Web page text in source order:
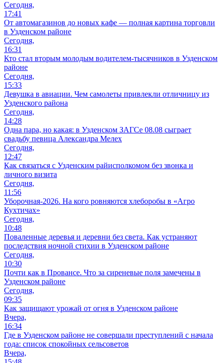
Сегодня,
17:41
От автомагазинов до новых кафе — полная картина торговли
в Узденском районе
Сегодня,
16:31
Кто стал вторым молодым водителем-тысячников в Узденском
районе
Сегодня,
15:33
Девушка в авиации. Чем самолеты привлекли отличницу из
Узденского района
Сегодня,
14:28
Одна пара, но какая: в Узденском ЗАГСе 08.08 сыграет
свадьбу певица Александра Мелех
Сегодня,
12:47
Как связаться с Узденским райисполкомом без звонка и
личного визита
Сегодня,
11:56
Уборочная-2026. На кого ровняются хлеборобы в «Агро
Кухтичах»
Сегодня,
10:48
Поваленные деревья и деревни без света. Как устраняют
последствия ночной стихии в Узденском районе
Сегодня,
10:30
Почти как в Провансе. Что за сиреневые поля замечены в
Узденском районе
Сегодня,
09:35
Как защищают урожай от огня в Узденском районе
Вчера,
16:34
Где в Узденском районе не совершали преступлений с начала
года: список спокойных сельсоветов
Вчера,